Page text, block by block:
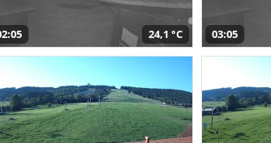
24,1 °C 03:05